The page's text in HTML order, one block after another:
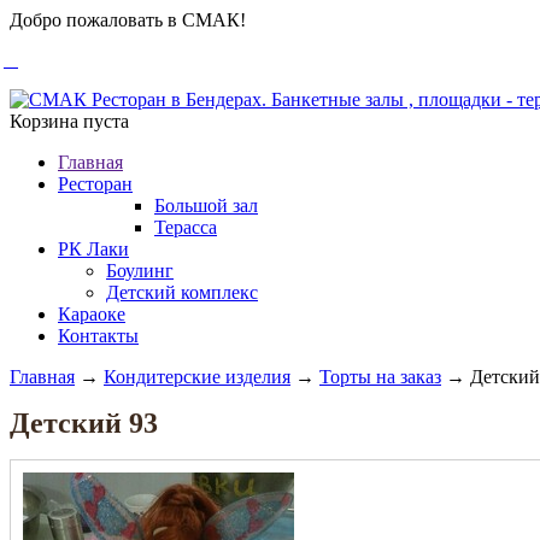
Добро пожаловать в СМАК!
Корзина пуста
Главная
Ресторан
Большой зал
Терасса
РК Лаки
Боулинг
Детский комплекс
Караоке
Контакты
Главная → Кондитерские изделия → Торты на заказ →
Детский 93